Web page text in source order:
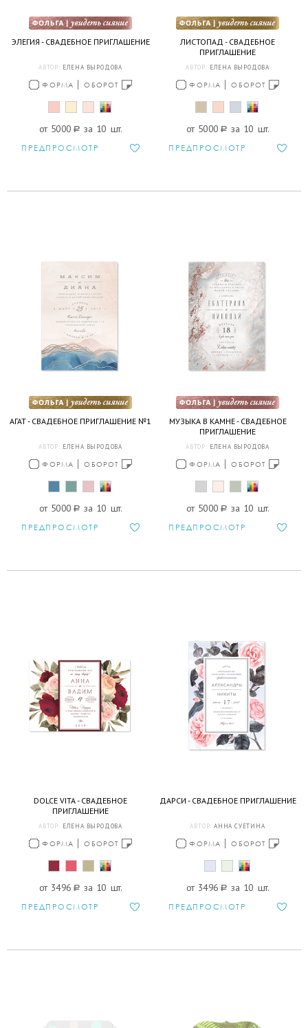
ЭЛЕГИЯ - СВАДЕБНОЕ ПРИГЛАШЕНИЕ
АВТОР: ЕЛЕНА ВЫРОДОВА
ФОРМА ОБОРОТ
от 5000 a за 10 шт.
ПРЕДПРОСМОТР
ЛИСТОПАД - СВАДЕБНОЕ
ПРИГЛАШЕНИЕ
АВТОР: ЕЛЕНА ВЫРОДОВА
ФОРМА ОБОРОТ
от 5000 a за 10 шт.
ПРЕДПРОСМОТР
АГАТ - СВАДЕБНОЕ ПРИГЛАШЕНИЕ №1
АВТОР: ЕЛЕНА ВЫРОДОВА
ФОРМА ОБОРОТ
от 5000 a за 10 шт.
ПРЕДПРОСМОТР
МУЗЫКА В КАМНЕ - СВАДЕБНОЕ
ПРИГЛАШЕНИЕ
АВТОР: ЕЛЕНА ВЫРОДОВА
ФОРМА ОБОРОТ
от 5000 a за 10 шт.
ПРЕДПРОСМОТР
DOLCE VITA - СВАДЕБНОЕ
ПРИГЛАШЕНИЕ
АВТОР: ЕЛЕНА ВЫРОДОВА
ФОРМА ОБОРОТ
от 3496 a за 10 шт.
ПРЕДПРОСМОТР
ДАРСИ - СВАДЕБНОЕ ПРИГЛАШЕНИЕ
АВТОР: АННА СУЕТИНА
ФОРМА ОБОРОТ
от 3496 a за 10 шт.
ПРЕДПРОСМОТР